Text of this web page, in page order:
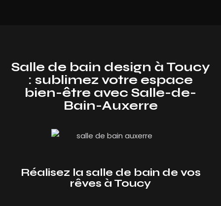
Salle de bain design à Toucy
: sublimez votre espace
bien-être avec Salle-de-
Bain-Auxerre
Réalisez la salle de bain de vos
rêves à Toucy